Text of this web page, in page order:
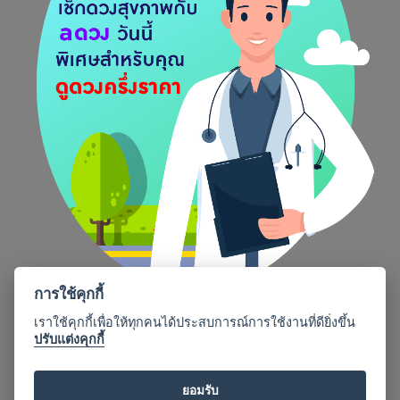
ไม่พบหน้าที่คุณค้นหากรุณาลองใหม่
อีกครั้งนะ
กลับสู่หน้าหลัก
การใช้คุกกี้
เราใช้คุกกี้เพื่อให้ทุกคนได้ประสบการณ์การใช้งานที่ดียิ่งขึ้น
ปรับแต่งคุกกี้
ยอมรับ